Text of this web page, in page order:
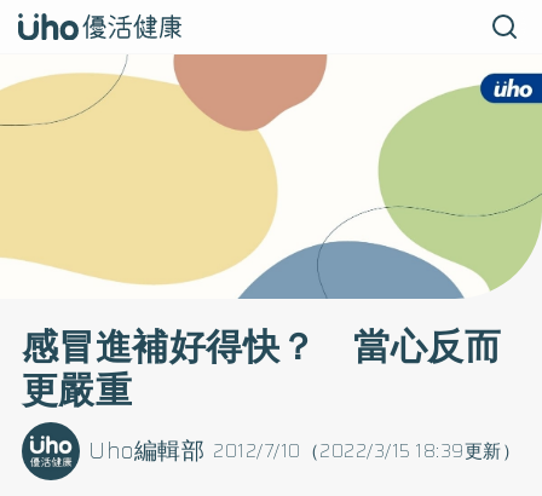
感冒進補好得快？ 當心反而
更嚴重
2012/7/10（2022/3/15 18:39更新）
Uho編輯部